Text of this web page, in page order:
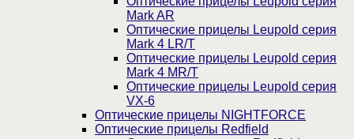
Mark AR
Оптические прицелы Leupold серия
Mark 4 LR/T
Оптические прицелы Leupold серия
Mark 4 MR/T
Оптические прицелы Leupold серия
VX-6
Оптические прицелы NIGHTFORCE
Оптические прицелы Redfield